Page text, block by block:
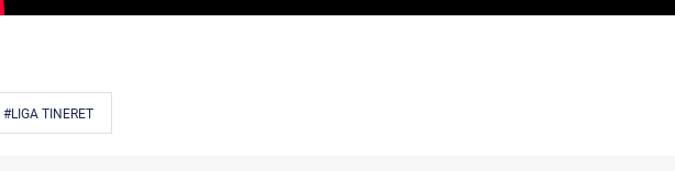
#LIGA TINERET